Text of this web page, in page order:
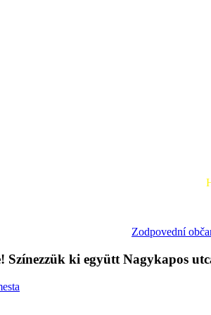
Zodpovední
ki együtt Nagykapos